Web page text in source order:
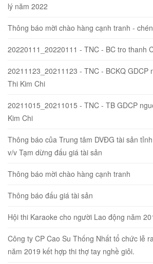
lý năm 2022
Thông báo mời chào hàng cạnh tranh -
20220111_20220111 - TNC - BC tro thanh
20211123_20211123 - TNC - BCKQ GDCP
Thi Kim Chi
20211015_20211015 - TNC - TB GDCP
Kim Chi
Thông báo của Trung tâm DVĐG tài sản
v/v Tạm dừng đấu giá tài sản
Thông báo mời chào hàng cạnh tranh
Thông báo đấu giá tài sản
Hội thi Karaoke cho người Lao động năm
Công ty CP Cao Su Thống Nhất tổ chức lễ
năm 2019 kết hợp thi thợ tay nghề giỏi.